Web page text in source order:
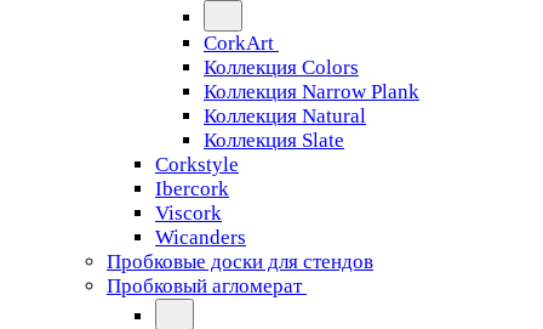
CorkArt
Коллекция Colors
Коллекция Narrow Plank
Коллекция Natural
Коллекция Slate
Corkstyle
Ibercork
Viscork
Wicanders
Пробковые доски для стендов
Пробковый агломерат